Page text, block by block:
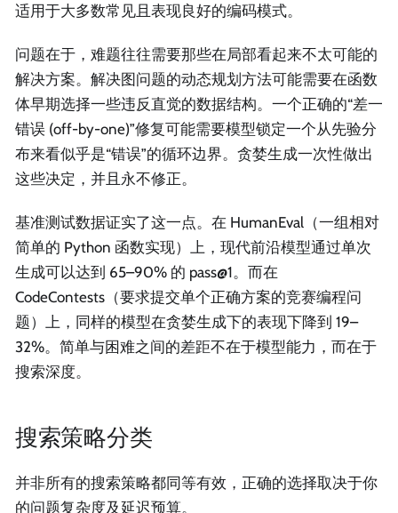
适用于大多数常见且表现良好的编码模式。
问题在于，难题往往需要那些在局部看起来不太可能的
解决方案。解决图问题的动态规划方法可能需要在函数
体早期选择一些违反直觉的数据结构。一个正确的“差一
错误 (off-by-one)”修复可能需要模型锁定一个从先验分
布来看似乎是“错误”的循环边界。贪婪生成一次性做出
这些决定，并且永不修正。
基准测试数据证实了这一点。在 HumanEval（一组相对
简单的 Python 函数实现）上，现代前沿模型通过单次
生成可以达到 65–90% 的 pass@1。而在
CodeContests（要求提交单个正确方案的竞赛编程问
题）上，同样的模型在贪婪生成下的表现下降到 19–
32%。简单与困难之间的差距不在于模型能力，而在于
搜索深度。
搜索策略分类
并非所有的搜索策略都同等有效，正确的选择取决于你
的问题复杂度及延迟预算。